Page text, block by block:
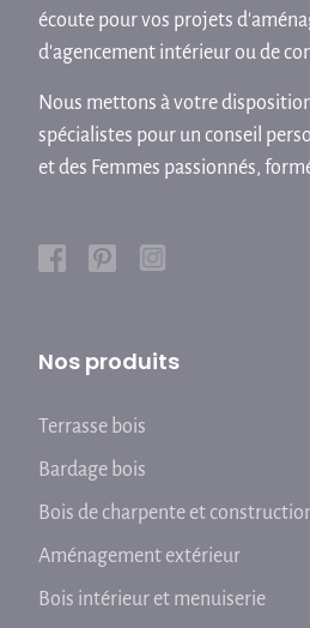
écoute pour vos projets
d'agencement intérieur ou de
Nous mettons à votre
spécialistes pour un conseil
et des Femmes passionnés,
Nos produits
Terrasse bois
Bardage bois
Bois de charpente et
Aménagement extérieur
Bois intérieur et menuiserie